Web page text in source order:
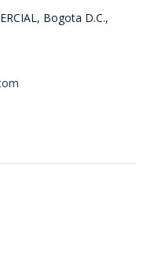
Bogota D.C.,